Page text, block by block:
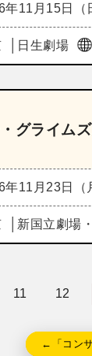
年11月15日（
日生劇場
グライムズ
年11月23日（
新国立劇場
11 12
←「コン